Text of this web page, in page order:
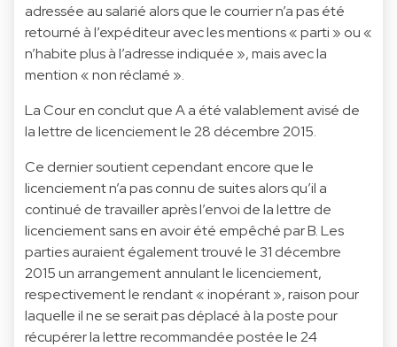
adressée au salarié alors que le courrier n’a pas été
retourné à l’expéditeur avec les mentions « parti » ou «
n’habite plus à l’adresse indiquée », mais avec la
mention « non réclamé ».
La Cour en conclut que A a été valablement avisé de
la lettre de licenciement le 28 décembre 2015.
Ce dernier soutient cependant encore que le
licenciement n’a pas connu de suites alors qu’il a
continué de travailler après l’envoi de la lettre de
licenciement sans en avoir été empêché par B. Les
parties auraient également trouvé le 31 décembre
2015 un arrangement annulant le licenciement,
respectivement le rendant « inopérant », raison pour
laquelle il ne se serait pas déplacé à la poste pour
récupérer la lettre recommandée postée le 24